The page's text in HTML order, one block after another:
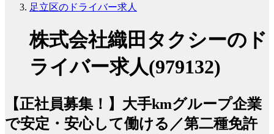
足立区のドライバー求人
株式会社織田タクシーのド
ライバー求人(979132)
【正社員募集！】大手kmグループ企業
で安定・安心して働ける／第二種免許